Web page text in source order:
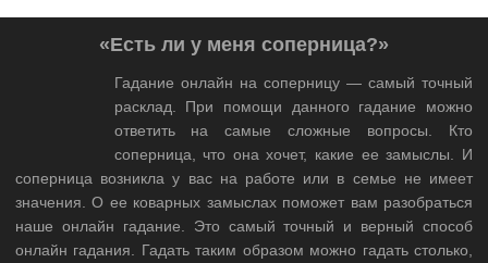
«Есть ли у меня соперница?»
Гадание онлайн на соперницу — самый точный
расклад. При помощи данного гадание можно
ответить на самые сложные вопросы. Кто
соперница, что она хочет, какие ее замыслы. И
соперница возникла у вас на работе или в семье не имеет
значения. О ее коварных замыслах поможет вам разобраться
наше онлайн гадание. Это самый точный и верный способ
онлайн гадания. Гадать таким образом можно гадать столько,